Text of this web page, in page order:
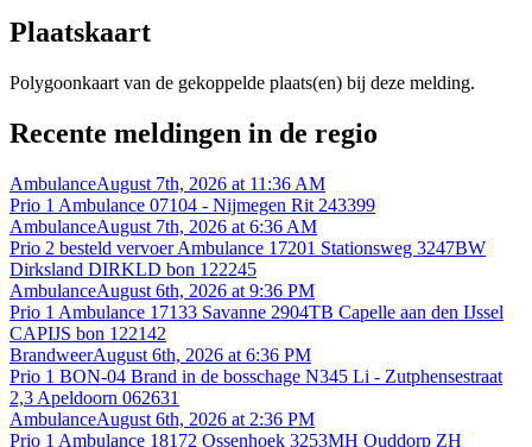
Plaatskaart
Polygoonkaart van de gekoppelde plaats(en) bij deze melding.
Recente meldingen in de regio
AmbulanceAugust 7th, 2026 at 11:36 AM
Prio 1 Ambulance 07104 - Nijmegen Rit 243399
AmbulanceAugust 7th, 2026 at 6:36 AM
Prio 2 besteld vervoer Ambulance 17201 Stationsweg 3247BW
Dirksland DIRKLD bon 122245
AmbulanceAugust 6th, 2026 at 9:36 PM
Prio 1 Ambulance 17133 Savanne 2904TB Capelle aan den IJssel
CAPIJS bon 122142
BrandweerAugust 6th, 2026 at 6:36 PM
Prio 1 BON-04 Brand in de bosschage N345 Li - Zutphensestraat
2,3 Apeldoorn 062631
AmbulanceAugust 6th, 2026 at 2:36 PM
Prio 1 Ambulance 18172 Ossenhoek 3253MH Ouddorp ZH